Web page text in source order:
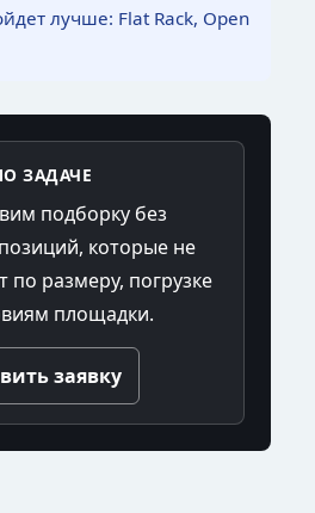
лучше: Flat Rack, Open
ЗАДАЧЕ
подборку без
которые не
по размеру, погрузке
площадки.
заявку